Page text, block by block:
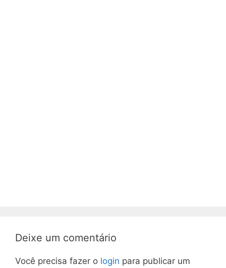
Deixe um comentário
Você precisa fazer o login para publicar um